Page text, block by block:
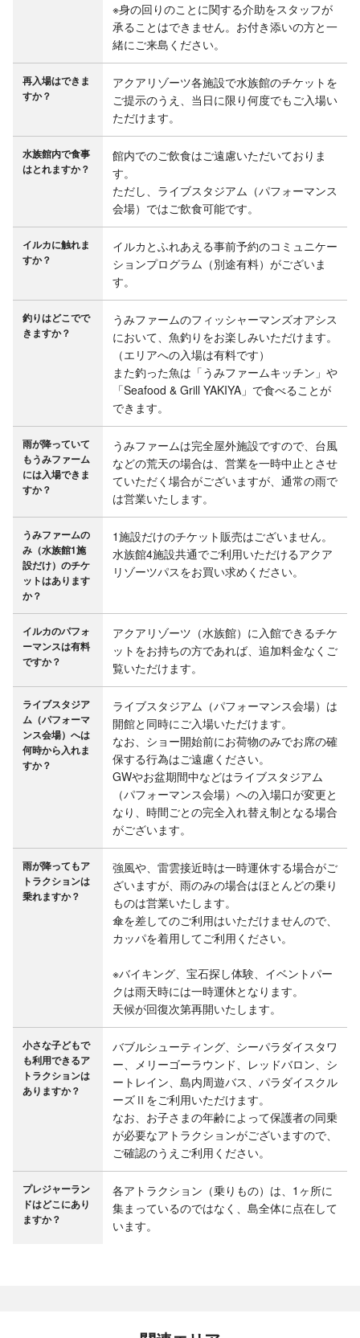
※身の回りのことに関する介助をスタッフが
承ることはできません。お付き添いの方と一
緒にご来島ください。
再入場はできま
すか？
アクアリゾーツ各施設で水族館のチケットを
ご提示のうえ、当日に限り何度でもご入場い
ただけます。
水族館内で食事
はとれますか？
館内でのご飲食はご遠慮いただいておりま
す。
ただし、ライブスタジアム（パフォーマンス
会場）ではご飲食可能です。
イルカに触れま
すか？
イルカとふれあえる事前予約のコミュニケー
ションプログラム（別途有料）がございま
す。
釣りはどこでで
うみファームのフィッシャーマンズオアシス
において、魚釣りをお楽しみいただけます。
（エリアへの入場は有料です）
また釣った魚は「うみファームキッチン」や
「Seafood & Grill YAKIYA」で食べることが
できます。
雨が降っていて
もうみファーム
には入場できま
すか？
うみファームは完全屋外施設ですので、台風
などの荒天の場合は、営業を一時中止とさせ
ていただく場合がございますが、通常の雨で
は営業いたします。
うみファームの
み（水族館1施
設だけ）のチケ
ットはあります
か？
1施設だけのチケット販売はございません。
水族館4施設共通でご利用いただけるアクア
リゾーツパスをお買い求めください。
イルカのパフォ
ーマンスは有料
ですか？
アクアリゾーツ（水族館）に入館できるチケ
ットをお持ちの方であれば、追加料金なくご
覧いただけます。
ライブスタジア
ム（パフォーマ
ンス会場）へは
何時から入れま
すか？
ライブスタジアム（パフォーマンス会場）は
開館と同時にご入場いただけます。
なお、ショー開始前にお荷物のみでお席の確
保する行為はご遠慮ください。
GWやお盆期間中などはライブスタジアム
（パフォーマンス会場）への入場口が変更と
なり、時間ごとの完全入れ替え制となる場合
がございます。
雨が降ってもア
トラクションは
乗れますか？
強風や、雷雲接近時は一時運休する場合がご
ざいますが、雨のみの場合はほとんどの乗り
ものは営業いたします。
傘を差してのご利用はいただけませんので、
カッパを着用してご利用ください。
※バイキング、宝石探し体験、イベントパー
クは雨天時には一時運休となります。
天候が回復次第再開いたします。
小さな子どもで
も利用できるア
トラクションは
ありますか？
バブルシューティング、シーパラダイスタワ
ー、メリーゴーラウンド、レッドバロン、シ
ートレイン、島内周遊バス、パラダイスクル
ーズⅡをご利用いただけます。
なお、お子さまの年齢によって保護者の同乗
が必要なアトラクションがございますので、
ご確認のうえご利用ください。
プレジャーラン
ドはどこにあり
ますか？
各アトラクション（乗りもの）は、1ヶ所に
集まっているのではなく、島全体に点在して
います。